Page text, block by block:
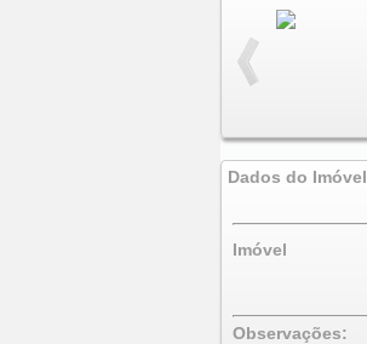
Dados do Imóvel
Imóvel
Observações: